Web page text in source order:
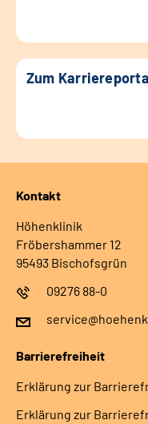
Zum
Kontakt
Höhenklinik
Fröbershammer 12
95493 Bischofsgrün
09276 88-0
Barrierefreiheit
Erklärung zur
Erklärung zur